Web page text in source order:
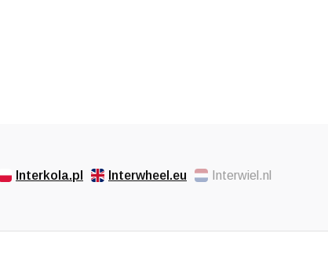
Interkola.pl Interwheel.eu Interwiel.nl